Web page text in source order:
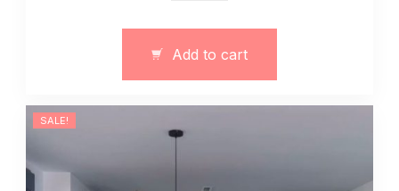
biała
quantity
Add to cart
SALE!